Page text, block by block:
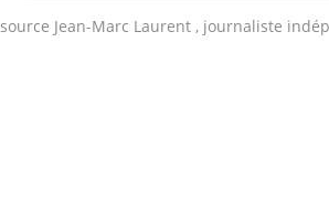
source Jean-Marc Laurent , journaliste